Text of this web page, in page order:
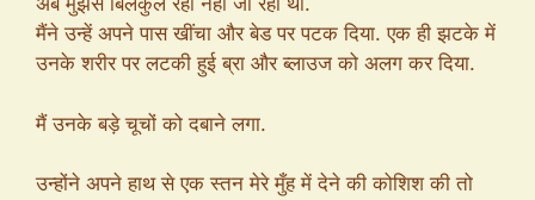
मैंने उन्हें अपने पास खींचा और बेड पर पटक दिया. एक ही झटके में
उनके शरीर पर लटकी हुई ब्रा और ब्लाउज को अलग कर दिया.
मैं उनके बड़े चूचों को दबाने लगा.
उन्होंने अपने हाथ से एक स्तन मेरे मुँह में देने की कोशिश की तो